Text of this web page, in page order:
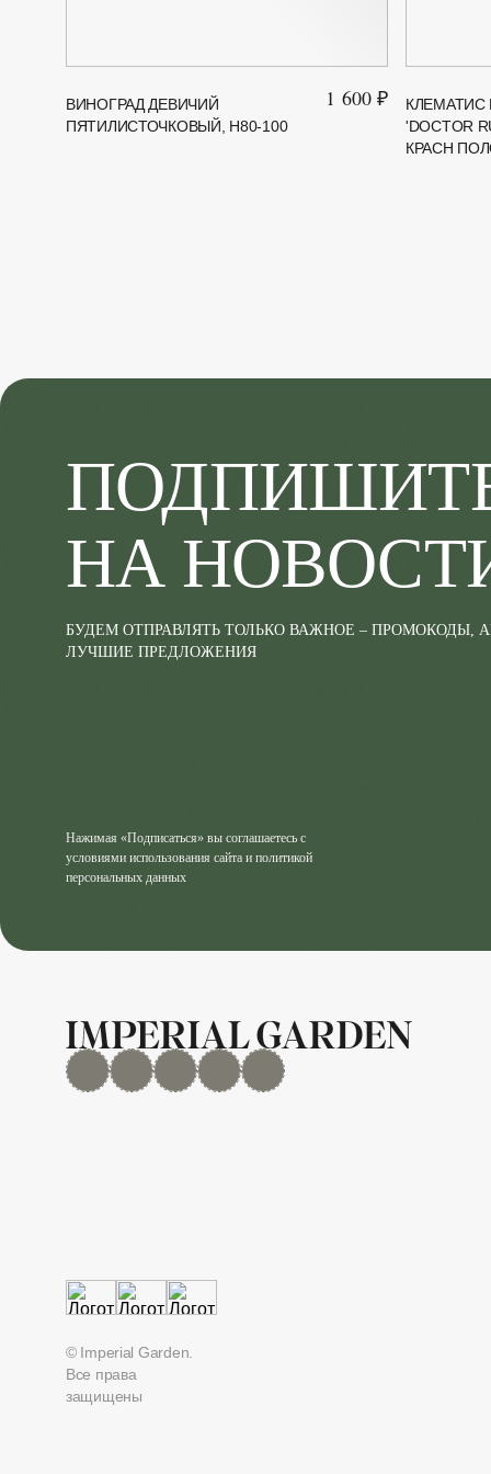
ВИНОГРАД ДЕВИЧИЙ
ПЯТИЛИСТОЧКОВЫЙ, H80-100
1 600 ₽
'DOCTOR
КРАСН
НА
БУДЕМ ОТПРАВЛЯТЬ ТОЛЬКО ВАЖНОЕ – ПРОМОКОДЫ,
ЛУЧШИЕ ПРЕДЛОЖЕНИЯ
Нажимая «Подписаться» вы соглашаетесь с
условиями использования сайта и политикой
персональных данных
MAX Дзен YouTuberutubeTelegram
© Imperial Garden.
Все права
защищены